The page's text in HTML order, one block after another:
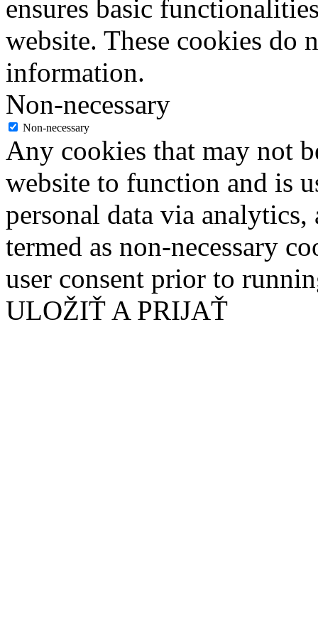
ensures basic
website. These cookies do
information.
Non-necessary
Non-necessary
Any cookies that may not
website to function and is
personal data via analytics,
termed as non-necessary
user consent prior to
ULOŽIŤ A PRIJAŤ